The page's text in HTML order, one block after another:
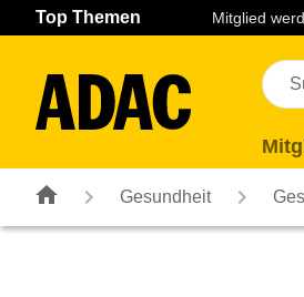
Navigation Seiteninhalt Fußzeile
Top Themen Mitglied
Gesundheit